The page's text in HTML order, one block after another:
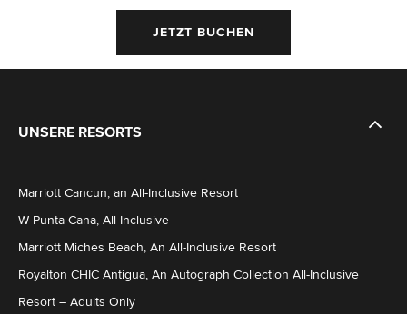
JETZT BUCHEN
UNSERE RESORTS
Marriott Cancun, an All-Inclusive Resort
W Punta Cana, All-Inclusive
Marriott Miches Beach, An All-Inclusive Resort
Royalton CHIC Antigua, An Autograph Collection All-Inclusive
Resort – Adults Only